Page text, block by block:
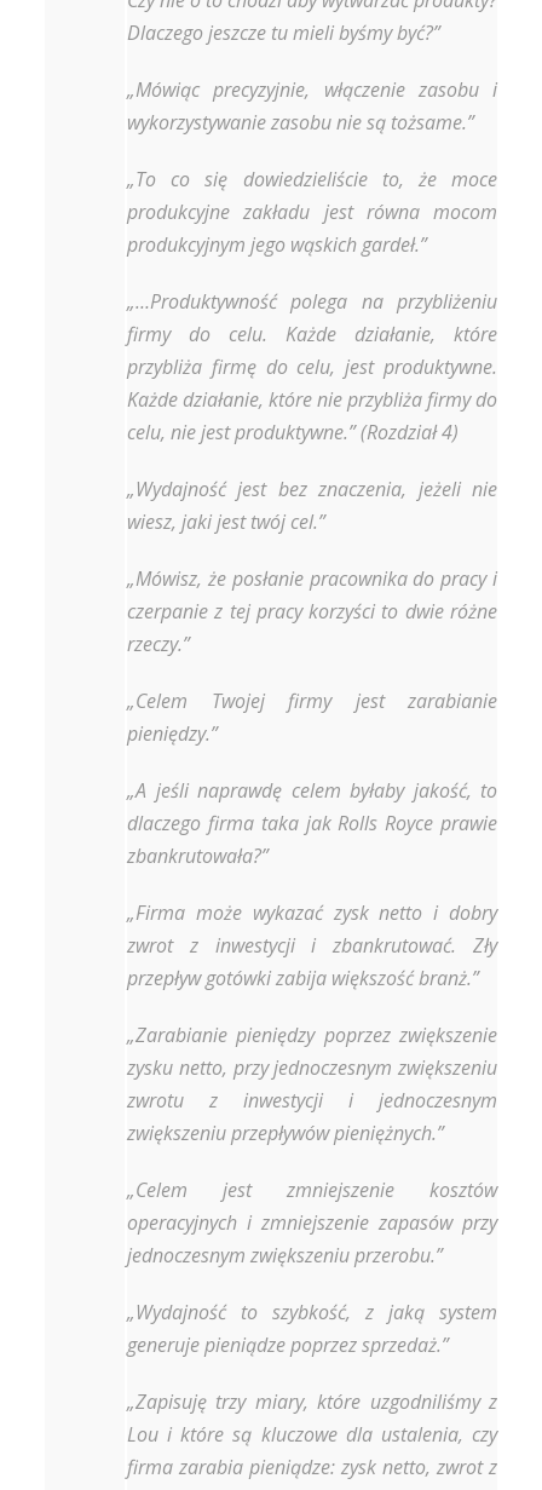
Dlaczego jeszcze tu mieli byśmy być?”
„Mówiąc precyzyjnie, włączenie zasobu i
wykorzystywanie zasobu nie są tożsame.”
„To co się dowiedzieliście to, że moce
produkcyjne zakładu jest równa mocom
produkcyjnym jego wąskich gardeł.”
„…Produktywność polega na przybliżeniu
firmy do celu. Każde działanie, które
przybliża firmę do celu, jest produktywne.
Każde działanie, które nie przybliża firmy do
celu, nie jest produktywne.” (Rozdział 4)
„Wydajność jest bez znaczenia, jeżeli nie
wiesz, jaki jest twój cel.”
„Mówisz, że posłanie pracownika do pracy i
czerpanie z tej pracy korzyści to dwie różne
rzeczy.”
„Celem Twojej firmy jest zarabianie
pieniędzy.”
„A jeśli naprawdę celem byłaby jakość, to
dlaczego firma taka jak Rolls Royce prawie
zbankrutowała?”
„Firma może wykazać zysk netto i dobry
zwrot z inwestycji i zbankrutować. Zły
przepływ gotówki zabija większość branż.”
„Zarabianie pieniędzy poprzez zwiększenie
zysku netto, przy jednoczesnym zwiększeniu
zwrotu z inwestycji i jednoczesnym
zwiększeniu przepływów pieniężnych.”
„Celem jest zmniejszenie kosztów
operacyjnych i zmniejszenie zapasów przy
jednoczesnym zwiększeniu przerobu.”
„Wydajność to szybkość, z jaką system
generuje pieniądze poprzez sprzedaż.”
„Zapisuję trzy miary, które uzgodniliśmy z
Lou i które są kluczowe dla ustalenia, czy
firma zarabia pieniądze: zysk netto, zwrot z